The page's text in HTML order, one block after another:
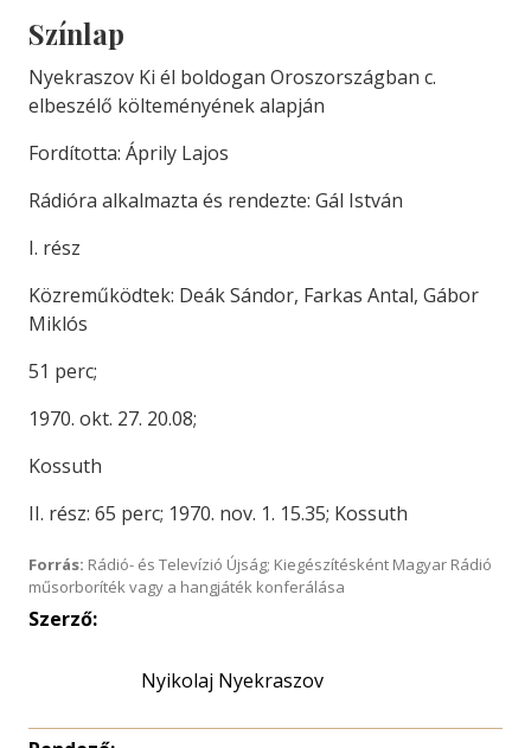
Színlap
Nyekraszov Ki él boldogan Oroszországban c.
elbeszélő költeményének alapján
Fordította: Áprily Lajos
Rádióra alkalmazta és rendezte: Gál István
I. rész
Közreműködtek: Deák Sándor, Farkas Antal, Gábor
Miklós
51 perc;
1970. okt. 27. 20.08;
Kossuth
II. rész: 65 perc; 1970. nov. 1. 15.35; Kossuth
Forrás: Rádió- és Televízió Újság; Kiegészítésként Magyar Rádió
műsorboríték vagy a hangjáték konferálása
Szerző:
Nyikolaj Nyekraszov